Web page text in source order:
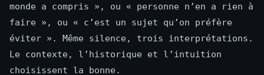
monde a compris », ou « personne n’en a rien à
faire », ou « c’est un sujet qu’on préfère
éviter ». Même silence, trois interprétations.
Le contexte, l’historique et l’intuition
choisissent la bonne.